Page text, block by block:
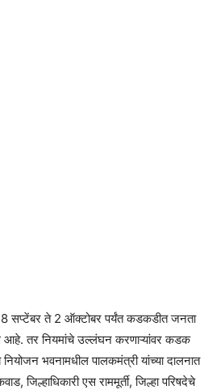
18 सप्टेंबर ते 2 ऑक्टोबर पर्यंत कडकडीत जनता
आहे. तर नियमांचे उल्लंघन करणाऱ्यांवर कडक
भवनामधील पालकमंत्री यांच्या दालनात
जिल्हाधिकारी एस राममूर्ती, जिल्हा परिषदेचे